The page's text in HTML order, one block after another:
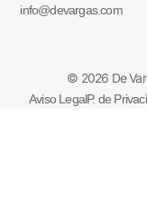
info@devargas.com
© 2026 De
Aviso LegalP. de